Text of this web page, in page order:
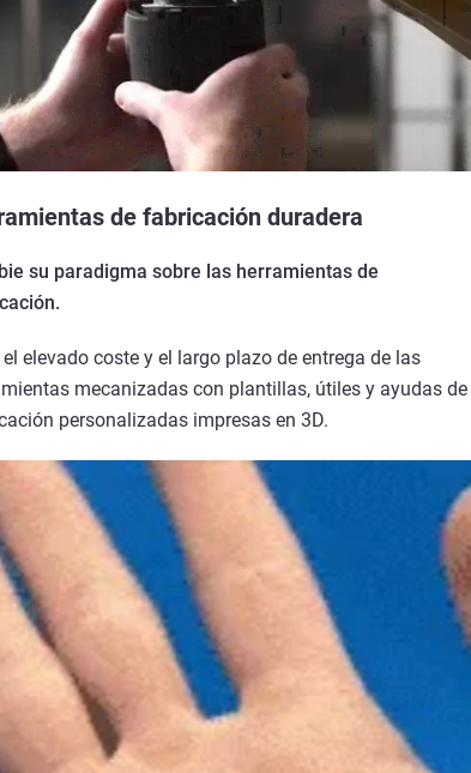
de fabricación duradera
su paradigma sobre las herramientas de
el elevado coste y el largo plazo de entrega de las
mecanizadas con plantillas, útiles y ayudas de
personalizadas impresas en 3D.